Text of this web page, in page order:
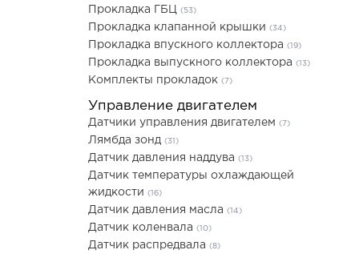
Прокладка ГБЦ (53)
Прокладка клапанной крышки (34)
Прокладка впускного коллектора (19)
Прокладка выпускного коллектора (13)
Комплекты прокладок (7)
Управление двигателем
Датчики управления двигателем (7)
Лямбда зонд (31)
Датчик давления наддува (13)
Датчик температуры охлаждающей
жидкости (16)
Датчик давления масла (14)
Датчик коленвала (10)
Датчик распредвала (8)